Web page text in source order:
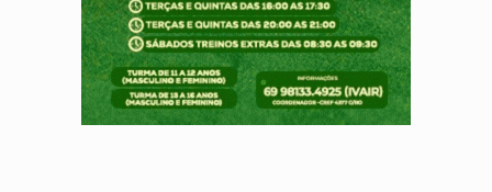
TRAFICANTE PRESO:Operação Brasil Contra o Crime apreende quase meia
SUPER EL NIÑO:Trabalho inédito vai garantir água potável para
FAMÍLIA MORREU:Identificadas as cinco vítimas de acidente na BR-364,